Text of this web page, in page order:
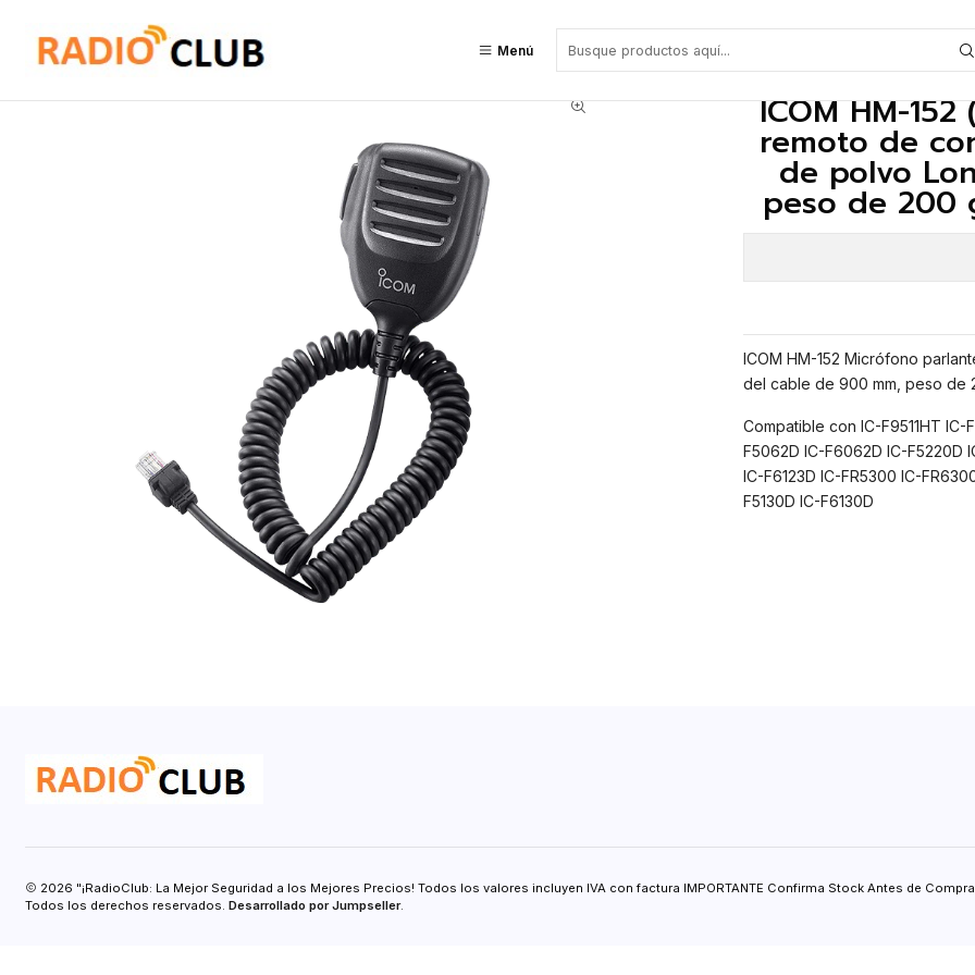
Menú
Micrófono Parlante Remoto
ICOM HM-
remoto de
de polvo
peso de 200
ICOM HM-152 Micrófono
del cable de 900 mm, peso de
Compatible con IC-F9511HT IC-
F5062D IC-F6062D IC-F5220D
IC-F6123D IC-FR5300 IC-
F5130D IC-F6130D
2026 "¡RadioClub: La Mejor Seguridad a los Mejores Precios! Todos los valores incluyen IVA con factura IMPORTANTE Confirma Stock Antes de
Todos los derechos reservados. Desarrollado por Jumpseller.